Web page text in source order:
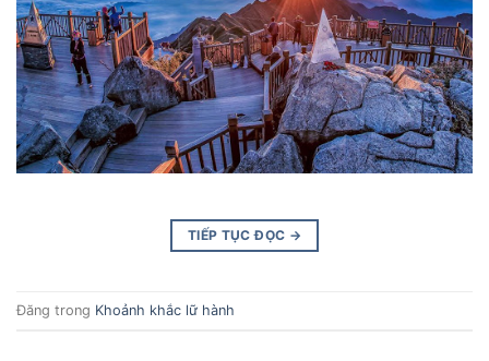
TIẾP TỤC ĐỌC →
Đăng trong Khoảnh khắc lữ hành